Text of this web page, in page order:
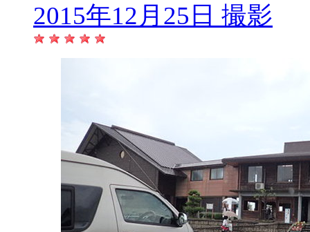
2015年12月25日 撮影